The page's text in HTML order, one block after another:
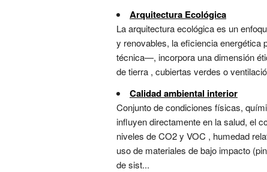
Arquitectura Ecológica
La arquitectura ecológica es un
y renovables, la eficiencia energética
técnica—, incorpora una dimensión
de tierra , cubiertas verdes o
Calidad ambiental interior
Conjunto de condiciones físicas,
influyen directamente en la salud, el
niveles de CO2 y VOC , humedad
uso de materiales de bajo impacto
de sist...